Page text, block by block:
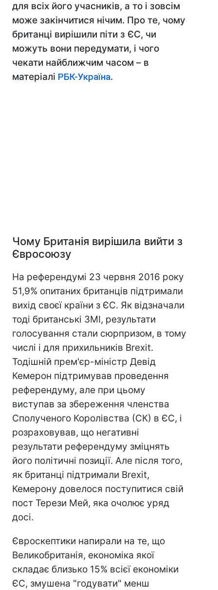
для всіх його учасників, а то і зовсім
може закінчитися нічим. Про те, чому
британці вирішили піти з ЄС, чи
можуть вони передумати, і чого
чекати найближчим часом – в
матеріалі РБК-Україна.
Чому Британія вирішила вийти з
Євросоюзу
На референдумі 23 червня 2016 року
51,9% опитаних британців підтримали
вихід своєї країни з ЄС. Як відзначали
тоді британські ЗМІ, результати
голосування стали сюрпризом, в тому
числі і для прихильників Brexit.
Тодішній прем'єр-міністр Девід
Кемерон підтримував проведення
референдуму, але при цьому
виступав за збереження членства
Сполученого Королівства (СК) в ЄС, і
розраховував, що негативні
результати референдуму зміцнять
його політичні позиції. Але після того,
як британці підтримали Brexit,
Кемерону довелося поступитися свій
пост Терези Мей, яка очолює уряд
досі.
Євроскептики напирали на те, що
Великобританія, економіка якої
складає близько 15% всієї економіки
ЄС, змушена "годувати" менш